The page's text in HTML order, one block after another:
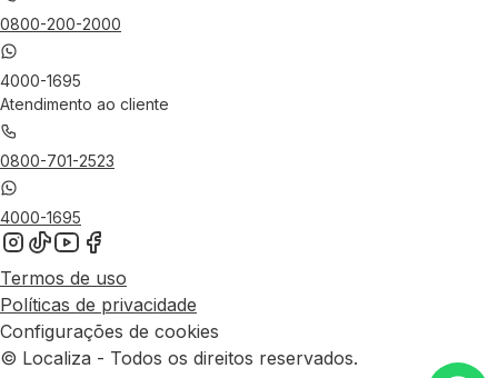
0800-200-2000
4000-1695
Atendimento ao cliente
0800-701-2523
4000-1695
Termos de uso
Políticas de privacidade
Configurações de cookies
© Localiza - Todos os direitos reservados.